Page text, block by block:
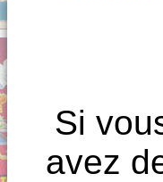
Si
avez